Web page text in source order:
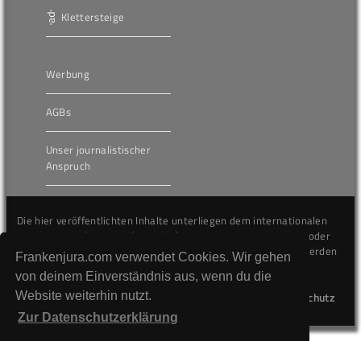
Frankenjura.com verwendet Cookies. Wir gehen
von deinem Einverständnis aus, wenn du die
Website weiterhin nutzt.
Zur Datenschutzerklärung
Klettersteige
Werbung
AGBs
Unser journalistischer
Anspruch
Die hier veröffentlichten Inhalte unterliegen dem internationalen
Urheberrecht (Copyright) und dürfen nicht kopiert, verändert oder
unverändert wiederveröffentlicht werden. Gegen Verstöße werden
wir auf juristischem Wege vorgehen.
Datenschutz